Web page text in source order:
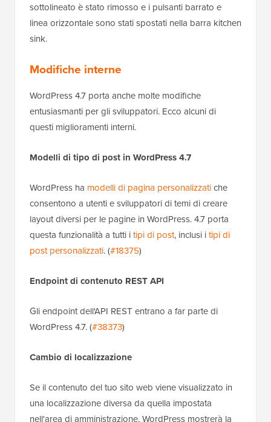
sottolineato è stato rimosso e i pulsanti barrato e
linea orizzontale sono stati spostati nella barra kitchen
sink.
Modifiche interne
WordPress 4.7 porta anche molte modifiche
entusiasmanti per gli sviluppatori. Ecco alcuni di
questi miglioramenti interni.
Modelli di tipo di post in WordPress 4.7
WordPress ha modelli di pagina personalizzatiche
consentono a utenti e sviluppatori di temi di creare
layout diversi per le pagine in WordPress. 4.7 porta
questa funzionalità a tutti itipi di post, inclusi itipi di
post personalizzati. (#18375)
Endpoint di contenuto REST API
Gli endpoint dell'API REST entrano a far parte di
WordPress 4.7. (#38373)
Cambio di localizzazione
Se il contenuto del tuo sito web viene visualizzato in
una localizzazione diversa da quella impostata
nell'area di amministrazione, WordPress mostrerà la